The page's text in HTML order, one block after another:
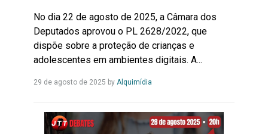
No dia 22 de agosto de 2025, a Câmara dos
Deputados aprovou o PL 2628/2022, que
dispõe sobre a proteção de crianças e
adolescentes em ambientes digitais. A...
29 de agosto de 2025 by AlquimídiaLeia